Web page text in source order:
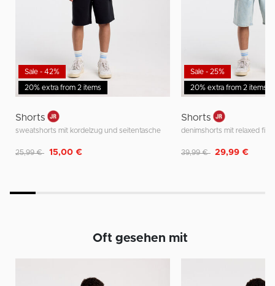
20% extra from 2 items
Sale - 42%
Shorts
sweatshorts mit kordelzug und seitentasche
Reduziert von
25,99 € auf
15,00 €
20% extra from 2 items
Sale - 25%
Shorts
denimshorts mit relaxed fit
Reduziert von
39,99 € auf
29,99 €
Oft gesehen mit